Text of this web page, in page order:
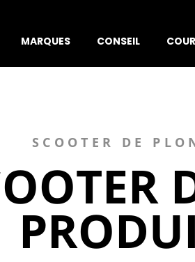
MARQUES CONSEIL
SCOOTER DE